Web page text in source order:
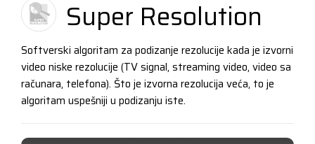
Super Resolution
Softverski algoritam za podizanje rezolucije kada je izvorni
video niske rezolucije (TV signal, streaming video, video sa
računara, telefona). Što je izvorna rezolucija veća, to je
algoritam uspešniji u podizanju iste.